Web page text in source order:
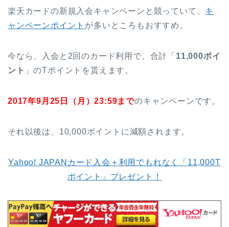
楽天カードの新規入会キャンペーンと競っていて、 キ
ャンペーンポイント が多いところもおすすめ。
今なら、入会と2回のカード利用で、合計「 11,000ポイ
ント 」のTポイントを貰えます。
2017年9月25日（月）23:59までのキャンペーンです。
それ以後は、10,000ポイントに減額されます。
Yahoo! JAPANカード入会＋利用でもれなく「11,000T
ポイント」プレゼント！